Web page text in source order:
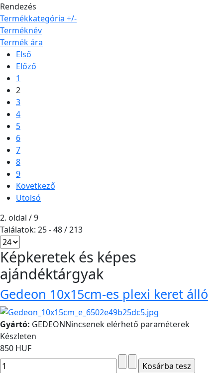
Rendezés
Termékkategória +/-
Terméknév
Termék ára
Első
Előző
1
2
3
4
5
6
7
8
9
Következő
Utolsó
2. oldal / 9
Találatok: 25 - 48 / 213
Képkeretek és képes
ajándéktárgyak
Gedeon 10x15cm-es plexi keret álló
Gyártó: GEDEONNincsenek elérhető paraméterek
Készleten
850 HUF